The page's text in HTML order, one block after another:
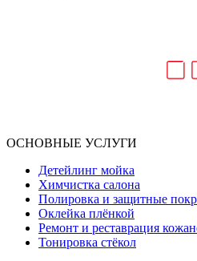
ОСНОВНЫЕ УСЛУГИ
Детейлинг мойка
Химчистка салона
Полировка и защитные
Оклейка плёнкой
Ремонт и реставрация
Тонировка стёкол